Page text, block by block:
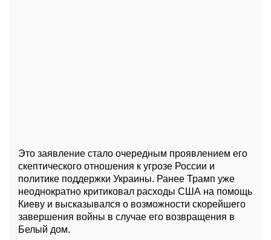
Это заявление стало очередным проявлением его
скептического отношения к угрозе России и
политике поддержки Украины. Ранее Трамп уже
неоднократно критиковал расходы США на помощь
Киеву и высказывался о возможности скорейшего
завершения войны в случае его возвращения в
Белый дом.